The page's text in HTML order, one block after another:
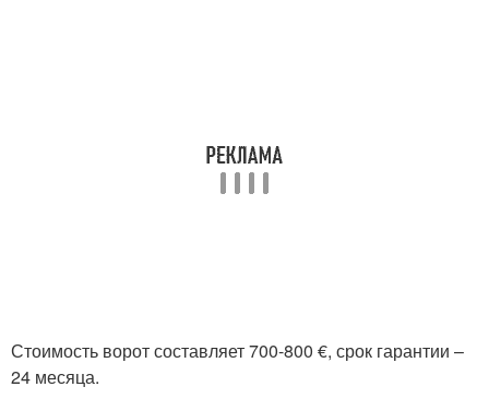
Стоимость ворот составляет 700-800 €, срок гарантии –
24 месяца.